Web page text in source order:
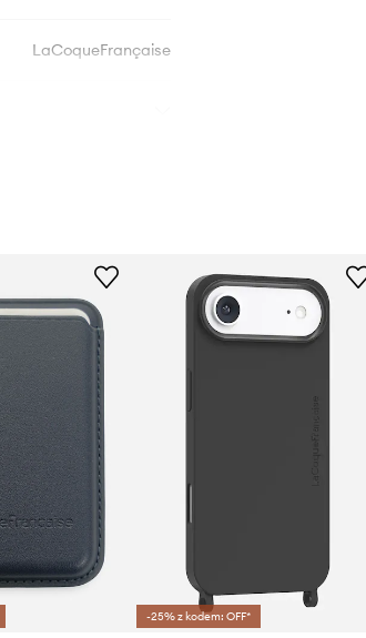
LaCoqueFrançaise
-25% z kodem: OFF*